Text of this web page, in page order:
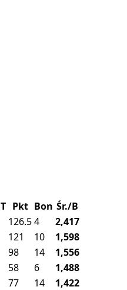
T Pkt Bon Śr./B
126.54
2,417
121 10
1,598
98 14
1,556
58 6
1,488
77 14
1,422